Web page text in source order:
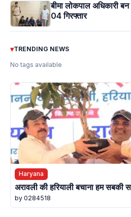
बीमा लोकपाल अधिकारी
04 गिरफ्तार
▾TRENDING NEWS
No tags available
Haryana
अरावली की हरियाली बचाना हम सबकी
by 0284518